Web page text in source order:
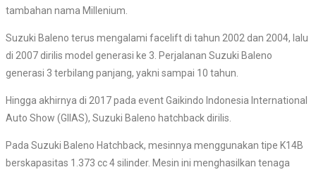
tambahan nama Millenium.
Suzuki Baleno terus mengalami facelift di tahun 2002 dan 2004, lalu
di 2007 dirilis model generasi ke 3. Perjalanan Suzuki Baleno
generasi 3 terbilang panjang, yakni sampai 10 tahun.
Hingga akhirnya di 2017 pada event Gaikindo Indonesia International
Auto Show (GIIAS), Suzuki Baleno hatchback dirilis.
Pada Suzuki Baleno Hatchback, mesinnya menggunakan tipe K14B
berskapasitas 1.373 cc 4 silinder. Mesin ini menghasilkan tenaga